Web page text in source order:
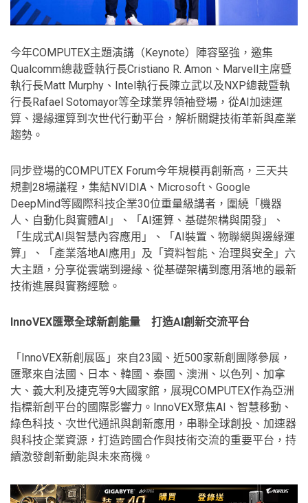
今年COMPUTEX主題演講（Keynote）陣容堅強，邀集
Qualcomm總裁暨執行長Cristiano R. Amon、Marvell主席暨
執行長Matt Murphy、Intel執行長陳立武以及NXP總裁暨執
行長Rafael Sotomayor等全球業界領袖登場，從AI加速運
算、邊緣運算到次世代行動平台，解析關鍵技術革新與產業
趨勢。
同步登場的COMPUTEX Forum今年規模再創新高，三天共
規劃28場議程，集結NVIDIA、Microsoft、Google
DeepMind等國際科技企業30位重量級講者，圍繞「機器
人、自動化與實體AI」、「AI運算、基礎架構與開發」、
「生成式AI與智慧內容應用」、「AI裝置、物聯網與邊緣運
算」、「產業落地AI應用」及「資料智能、治理與安全」六
大主題，分享從雲端到邊緣、從基礎架構到應用落地的最新
技術進展與實務經驗。
InnoVEX匯聚全球新創能量 打造AI 創新交流平台
「InnoVEX新創展區」來自23國、近500家新創團隊參展，
匯聚來自法國、日本、韓國、泰國、澳洲、以色列、加拿
大、義大利及捷克等9大國家館，展現COMPUTEX作為亞洲
指標新創平台的國際影響力。InnoVEX聚焦AI、智慧移動、
綠色科技、次世代通訊與創新應用，串聯全球創投、加速器
與科技企業資源，打造跨國合作與技術交流的重要平台，持
續激發創新動能與未來商機。